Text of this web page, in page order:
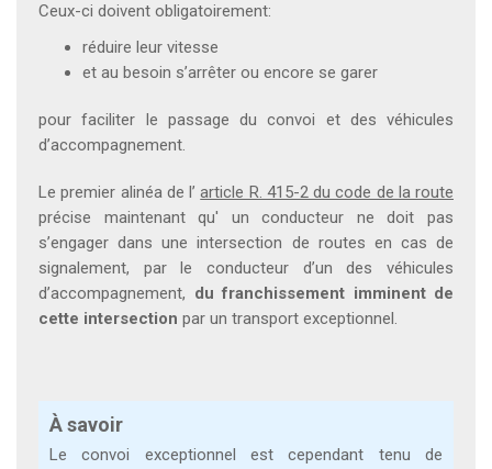
Ceux-ci doivent obligatoirement:
réduire leur vitesse
et au besoin s’arrêter ou encore se garer
pour faciliter le passage du convoi et des véhicules
d’accompagnement.
Le premier alinéa de l’article R. 415-2 du code de la route
précise maintenant qu' un conducteur ne doit pas
s’engager dans une intersection de routes en cas de
signalement, par le conducteur d’un des véhicules
d’accompagnement, du franchissement imminent de
cette intersection par un transport exceptionnel.
À savoir
Le convoi exceptionnel est cependant tenu de